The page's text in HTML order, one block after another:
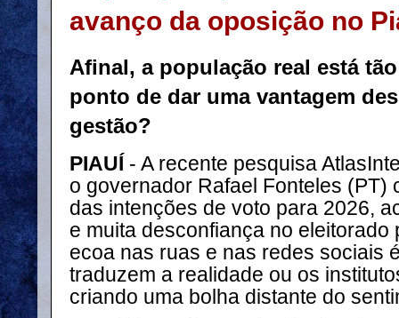
avanço da oposição no
Afinal, a população real está
ponto de dar uma vantagem
gestão?
PIAUÍ - A recente pesquisa
o governador Rafael Fonteles (PT)
das intenções de voto para 2026,
e muita desconfiança no eleitorado
ecoa nas ruas e nas redes sociais
traduzem a realidade ou os
criando uma bolha distante do